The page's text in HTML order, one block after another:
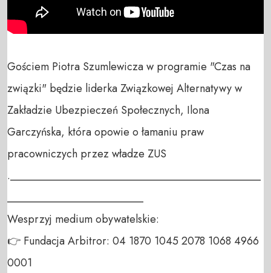
Gościem Piotra Szumlewicza w programie "Czas na
związki" będzie liderka Związkowej Alternatywy w
Zakładzie Ubezpieczeń Społecznych, Ilona
Garczyńska, która opowie o łamaniu praw
pracowniczych przez władze ZUS
.______________________________________________
_________________________
Wesprzyj medium obywatelskie:
👉 Fundacja Arbitror: 04 1870 1045 2078 1068 4966
0001